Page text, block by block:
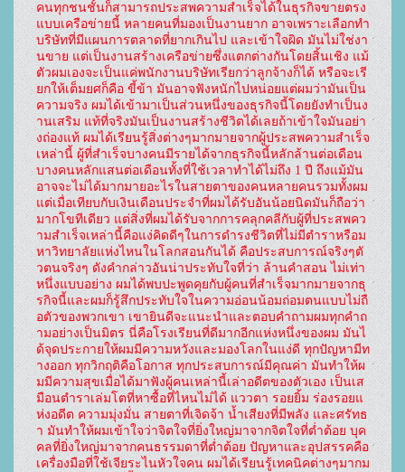
คนทุกชนชั้นก็สามารถประสพความสำเร็จได้ในธุรกิจขายตรง
แบบเครือข่ายนี้ หลายคนที่มองเป็นงานยาก อาจเพราะเลือกทำ
บริษัทที่มีแผนการตลาดที่ยากเกินไป และเข้าใจผิด มันไม่ใช่งา
นขาย แต่เป็นงานสร้างเครือข่ายซึ่งแตกต่างกันโดยสิ้นเชิง แม้
ตัวผมเองจะเป็นแค่พนักงานบริษัทเรียกว่าลูกจ้างก็ได้ หรือจะเรี
ยกให้เต็มยศก็คือ ขี้ข้า มันอาจฟังหนักไปหน่อยแต่ผมว่ามันเป็น
ความจริง ผมได้เข้ามาเป็นส่วนหนึ่งของธุรกิจนี้โดยยังทำเป็นง
านเสริม แท้ที่จริงมันเป็นงานสร้างชีวิตได้เลยถ้าเข้าใจมันอย่า
งถ่องแท้ ผมได้เรียนรู้สิ่งต่างๆมากมายจากผู้ประสพความสำเร็จ
เหล่านี้ ผู้ที่สำเร็จบางคนมีรายได้จากธุรกิจนี้หลักล้านต่อเดือน
บางคนหลักแสนต่อเดือนทั้งที่ใช้เวลาทำได้ไม่ถึง 1 ปี ถึงแม้มัน
อาจจะไม่ได้มากมายอะไรในสายตาของคนหลายคนรวมทั้งผม
แต่เมื่อเทียบกับเงินเดือนประจำที่ผมได้รับอันน้อยนิดมันก็ถือว่า
มากโขทีเดียว แต่สิ่งที่ผมได้รับจากการคลุกคลีกับผู้ที่ประสพคว
ามสำเร็จเหล่านี้คือแง่คิดดีๆในการดำรงชีวิตที่ไม่มีตำราหรือม
หาวิทยาลัยแห่งไหนในโลกสอนกันได้ คือประสบการณ์จริงๆตั
วตนจริงๆ ดังคำกล่าวอันน่าประทับใจที่ว่า ล้านคำสอน ไม่เท่า
หนึ่งแบบอย่าง ผมได้พบปะพูดคุยกับผู้คนที่สำเร็จมากมายจากธุ
รกิจนี้และผมก็รู้สึกประทับใจในความอ่อนน้อมถ่อมตนแบบไม่ถื
อตัวของพวกเขา เขายินดีจะแนะนำและตอบคำถามผมทุกคำถ
ามอย่างเป็นมิตร นี่คือโรงเรียนที่ดีมากอีกแห่งหนึ่งของผม มันไ
ด้จุดประกายให้ผมมีความหวังและมองโลกในแง่ดี ทุกปัญหามีท
างออก ทุกวิกฤติคือโอกาส ทุกประสบการณ์มีคุณค่า มันทำให้ผ
มมีความสุขเมื่อได้มาฟังผู้คนเหล่านี้เล่าอดีตของตัวเอง เป็นเส
มือนตำราเล่มโตที่หาซื้อที่ไหนไม่ได้ แววตา รอยยิ้ม ร่องรอยแ
ห่งอดีต ความมุ่งมั่น สายตาที่เจิดจ้า น้ำเสียงที่มีพลัง และศรัทธ
า มันทำให้ผมเข้าใจว่าจิตใจที่ยิ่งใหญ่มาจากจิตใจที่ต่ำต้อย บุค
คลที่ยิ่งใหญ่มาจากคนธรรมดาที่ต่ำต้อย ปัญหาและอุปสรรคคือ
เครื่องมือที่ใช้เจียระไนหัวใจคน ผมได้เรียนรู้เทคนิคต่างๆมากม